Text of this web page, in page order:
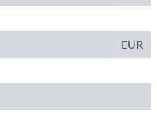
EUR